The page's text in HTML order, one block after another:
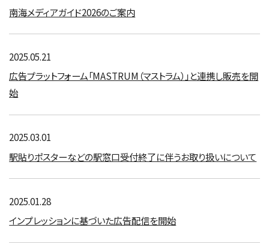
南海メディアガイド2026のご案内
2025.05.21
広告プラットフォーム「MASTRUM（マストラム）」と連携し販売を開
始
2025.03.01
駅貼りポスターなどの駅窓口受付終了に伴うお取り扱いについて
2025.01.28
インプレッションに基づいた広告配信を開始